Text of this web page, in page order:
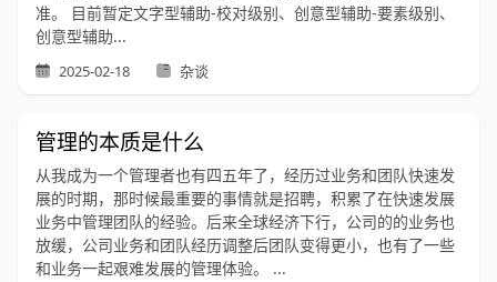
准。 目前暂定文字型辅助-校对级别、创意型辅助-要素级别、
创意型辅助...
2025-02-18 杂谈
管理的本质是什么
从我成为一个管理者也有四五年了，经历过业务和团队快速发
展的时期，那时候最重要的事情就是招聘，积累了在快速发展
业务中管理团队的经验。后来全球经济下行，公司的的业务也
放缓，公司业务和团队经历调整后团队变得更小，也有了一些
和业务一起艰难发展的管理体验。 ...